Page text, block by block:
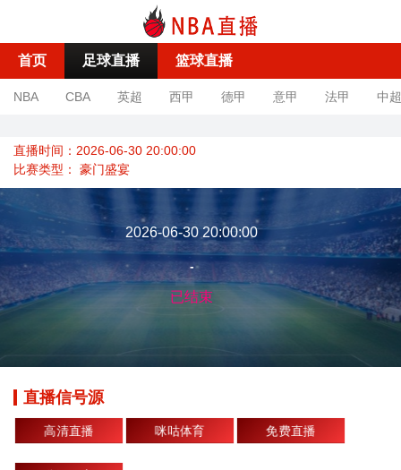
首页 足球直播 篮球直播
NBA CBA 英超 西甲 德甲 意甲 法甲 中超
直播时间：2026-06-30 20:00:00
比赛类型： 豪门盛宴
2026-06-30 20:00:00
-
已结束
直播信号源
高清直播 咪咕体育 免费直播